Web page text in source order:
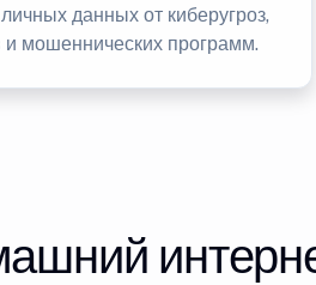
данных от киберугроз,
и мошеннических программ.